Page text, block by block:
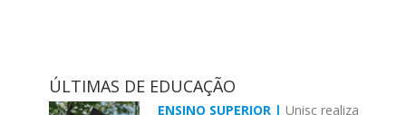
ÚLTIMAS DE EDUCAÇÃO
ENSINO SUPERIOR | Unisc realiza